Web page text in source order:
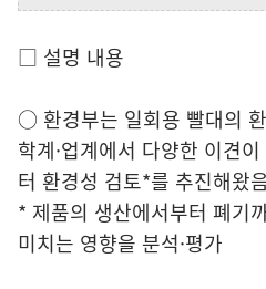
□ 설명 내용
○ 환경부는 일회용 빨대의
학계·업계에서 다양한 이견
터 환경성 검토*를 추진해왔
* 제품의 생산에서부터 폐기
미치는 영향을 분석·평가